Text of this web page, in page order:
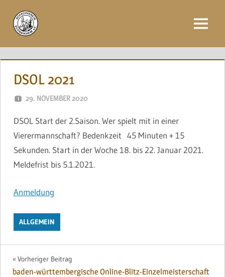
Inhalt
springen
Menü
DSOL 2021
29. NOVEMBER 2020
DSOL Start der 2.Saison. Wer spielt mit in einer
Vierermannschaft? Bedenkzeit 45 Minuten + 15
Sekunden. Start in der Woche 18. bis 22. Januar 2021.
Meldefrist bis 5.1.2021.
Anmeldung
ALLGEMEIN
Beitragsnavigation
Vorheriger Beitrag
baden-württembergische Online-Blitz-Einzelmeisterschaft